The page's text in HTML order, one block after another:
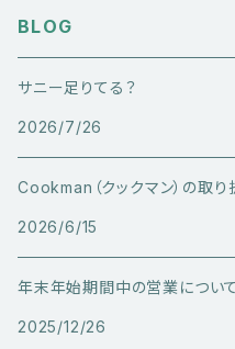
トラックジャケット・スポーツ系トップ
ベスト
ブーツ
その他シューズ
ブレスレット・バングル
ピアス・イヤリング
指輪
帽子・キャップ・ハット
アクセサリー
サングラス
ショートパンツ
服飾雑貨
Caltop
長袖シャツ
BLOG
サニー足りてる？
2026/7/26
Cookman（クックマン）の取
2026/6/15
年末年始期間中の営業について
2025/12/26